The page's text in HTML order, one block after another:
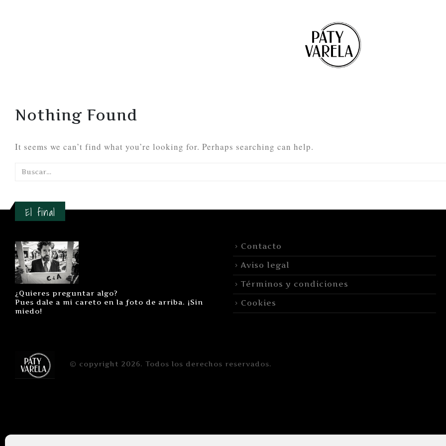
Nothing Found
It seems we can’t find what you’re looking for. Perhaps searching can help.
El final
¿Quieres preguntar algo?
Pues dale a mi careto en la foto de arriba. ¡Sin
miedo!
Contacto
Aviso legal
Términos y condiciones
Cookies
© copyright 2026. Todos los derechos reservados.